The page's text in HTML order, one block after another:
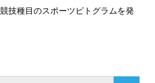
技種目のスポーツピトグラムを発